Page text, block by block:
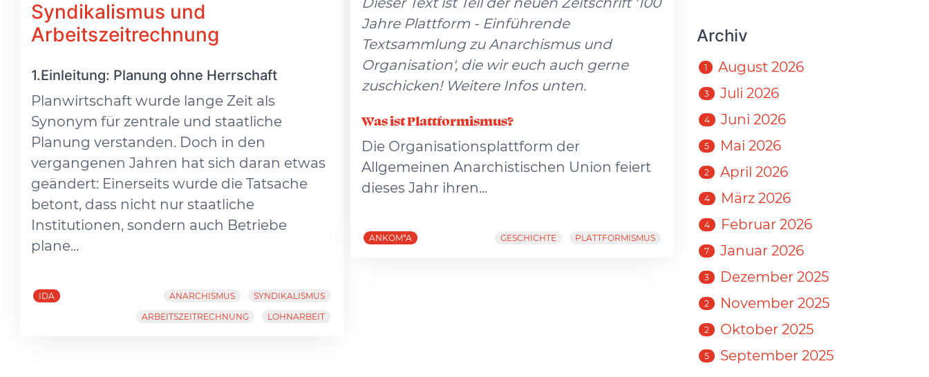
Syndikalismus und
Arbeitszeitrechnung
1.Einleitung: Planung ohne Herrschaft
Planwirtschaft wurde lange Zeit als
Synonym für zentrale und staatliche
Planung verstanden. Doch in den
vergangenen Jahren hat sich daran etwas
geändert: Einerseits wurde die Tatsache
betont, dass nicht nur staatliche
Institutionen, sondern auch Betriebe
plane...
IDA ANARCHISMUS
SYNDIKALISMUS
ARBEITSZEITRECHNUNG
LOHNARBEIT
Jahre Plattform - Einführende
Textsammlung zu Anarchismus und
Organisation', die wir euch auch gerne
zuschicken! Weitere Infos unten.
Was ist Plattformismus?
Die Organisationsplattform der
Allgemeinen Anarchistischen Union feiert
dieses Jahr ihren...
ANKOM*A GESCHICHTE PLATTFORMISMUS
Archiv
1 August 2026
3 Juli 2026
4 Juni 2026
5 Mai 2026
2 April 2026
4 März 2026
4 Februar 2026
7 Januar 2026
3 Dezember 2025
2 November 2025
2 Oktober 2025
5 September 2025